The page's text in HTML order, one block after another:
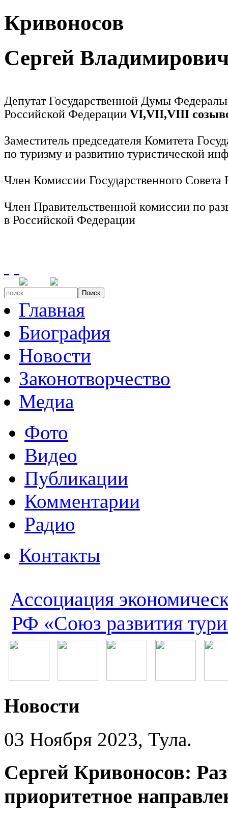
Кривоносов
Сергей
Депутат Государственной Думы
Российской Федерации VI,VII,VIII
Заместитель председателя Комитета
по туризму и развитию туристической
Член Комиссии Государственного
Член Правительственной комиссии по
в Российской Федерации
Поиск
Главная
Биография
Новости
Законотворчество
Медиа
Фото
Видео
Публикации
Комментарии
Радио
Контакты
Ассоциация
РФ «Союз развития
Новости
03 Ноября 2023, Тула.
Сергей Кривоносов:
приоритетное